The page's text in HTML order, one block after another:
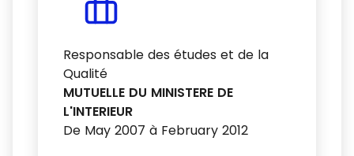
Responsable des études et de la
Qualité
MUTUELLE DU MINISTERE DE
L'INTERIEUR
De May 2007 à February 2012